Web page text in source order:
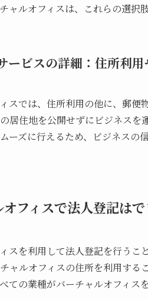
ャルオフィスは、これらの選択
ービスの詳細：住所利
スでは、住所利用の他に、郵便
居住地を公開せずにビジネス
ーズに行えるため、ビジネスの
フィスで法人登記はで
スを利用して法人登記を行う
ャルオフィスの住所を利用す
ての業種がバーチャルオフィ